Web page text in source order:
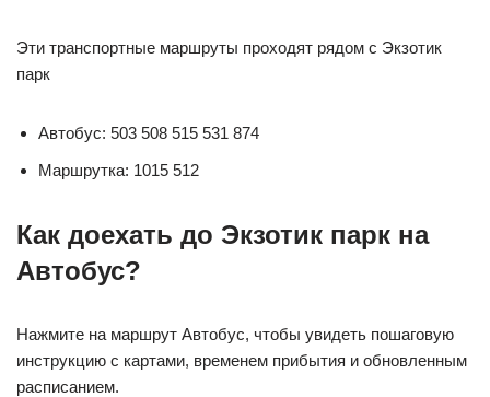
Эти транспортные маршруты проходят рядом с Экзотик
парк
Автобус: 503 508 515 531 874
Маршрутка: 1015 512
Как доехать до Экзотик парк на
Автобус?
Нажмите на маршрут Автобус, чтобы увидеть пошаговую
инструкцию с картами, временем прибытия и обновленным
расписанием.